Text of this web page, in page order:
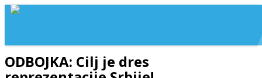
ODBOJKA: Cilj je dres